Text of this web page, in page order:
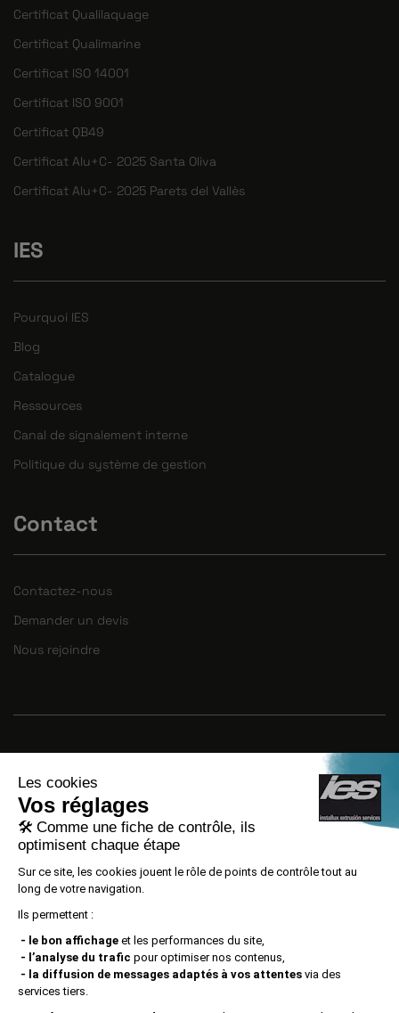
Certificat Qualilaquage
Certificat Qualimarine
Certificat ISO 14001
Certificat ISO 9001
Certificat QB49
Certificat Alu+C- 2025 Santa Oliva
Certificat Alu+C- 2025 Parets del Vallès
IES
Pourquoi IES
Blog
Catalogue
Ressources
Canal de signalement interne
Politique du système de gestion
Contact
Contactez-nous
Demander un devis
Nous rejoindre
INSTALLUX EXTRUSION SERVICES S.L.U a
mené à bien le PROJET DE CRÉATION
D’EMPLOI, numéro de dossier
ACE029/21/000074, avec le soutien d’ACCIÓ
grâce à l’appel à propositions ALT IMPACTE
2021.